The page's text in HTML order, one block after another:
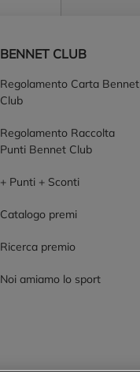
BENNET CLUB
Regolamento Carta Bennet
Club
Regolamento Raccolta
Punti Bennet Club
+ Punti + Sconti
Catalogo premi
Ricerca premio
Noi amiamo lo sport